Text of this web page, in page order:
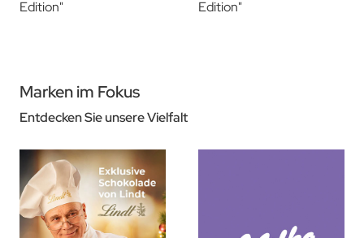
Edition"
Edition"
Marken im Fokus
Entdecken Sie unsere Vielfalt